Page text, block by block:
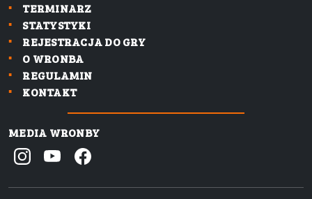
TERMINARZ
STATYSTYKI
REJESTRACJA DO GRY
O WRONBA
REGULAMIN
KONTAKT
MEDIA WRONBY